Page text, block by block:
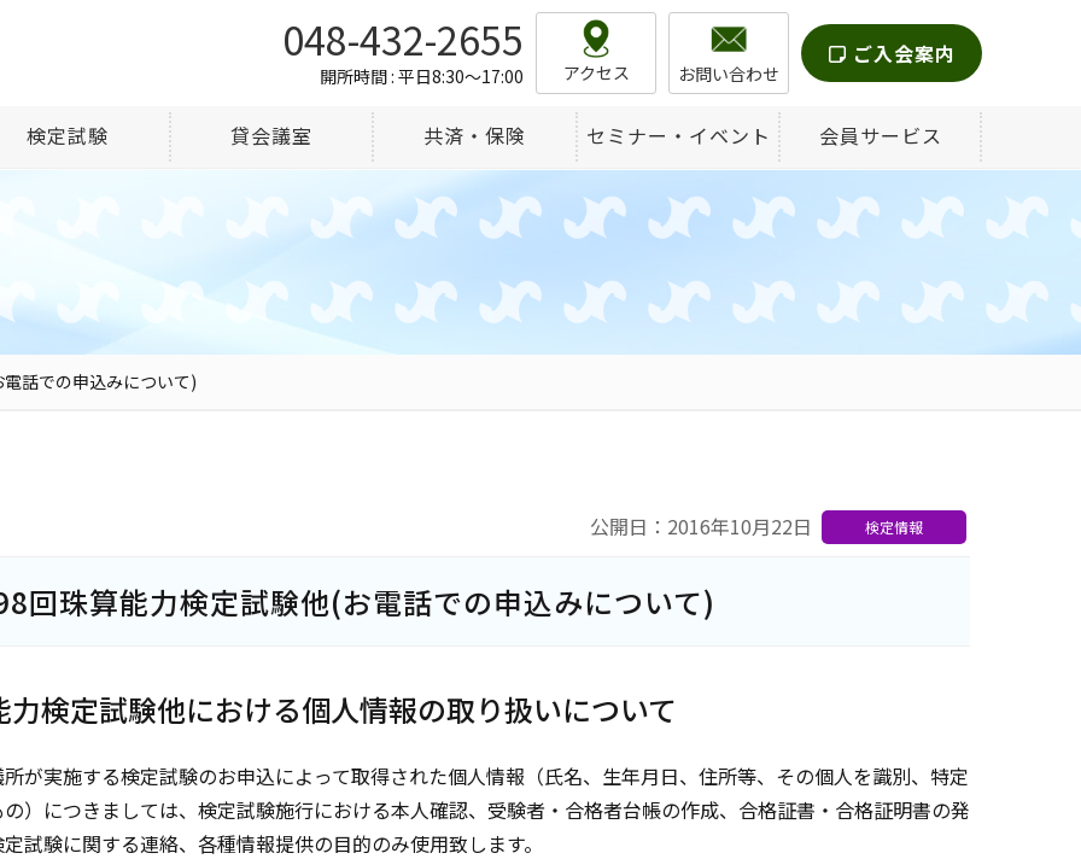
048-432-2655
開所時間 : 平日8:30～17:00 アクセス お問い合わせ
ご入会案内
検定試験 貸会議室 共済・保険 セミナー・イベント 会員サービス
話での申込みについて)
公開日：2016年10月22日 検定情報
回珠算能力検定試験他(お電話での申込みについて)
力検定試験他における個人情報の取り扱いについて
が実施する検定試験のお申込によって取得された個人情報（氏名、生年月日、住所等、その個人を識別、特定
）につきましては、検定試験施行における本人確認、受験者・合格者台帳の作成、合格証書・合格証明書の発
試験に関する連絡、各種情報提供の目的のみ使用致します。